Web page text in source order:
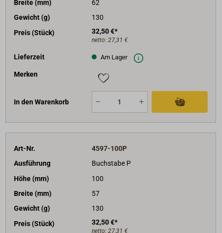
Breite (mm)
62
Gewicht (g)
130
Preis (Stück)
32,50 €*
netto: 27,31 €
Lieferzeit Am Lager
Merken
In den Warenkorb
Art-Nr.
4597-100P
Ausführung
Buchstabe P
Höhe (mm)
100
Breite (mm)
57
Gewicht (g)
130
Preis (Stück)
32,50 €*
netto: 27,31 €